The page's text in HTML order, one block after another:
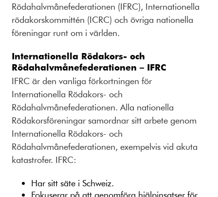
Rödahalvmånefederationen (IFRC), Internationella
rödakorskommittén (ICRC) och övriga nationella
föreningar runt om i världen.
Internationella Rödakors- och
Rödahalvmånefederationen – IFRC
IFRC är den vanliga förkortningen för
Internationella Rödakors- och
Rödahalvmånefederationen. Alla nationella
Rödakorsföreningar samordnar sitt arbete genom
Internationella Rödakors- och
Rödahalvmånefederationen, exempelvis vid akuta
katastrofer. IFRC:
Har sitt säte i Schweiz.
Fokuserar på att genomföra hjälpinsatser för